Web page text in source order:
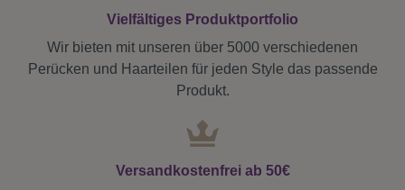
Vielfältiges Produktportfolio
Wir bieten mit unseren über 5000 verschiedenen
Perücken und Haarteilen für jeden Style das passende
Produkt.
Versandkostenfrei ab 50€